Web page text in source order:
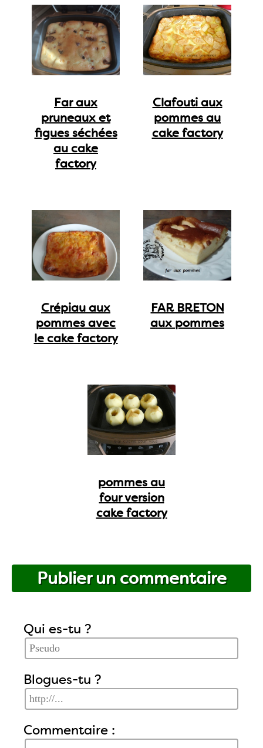
Far aux
pruneaux et
figues séchées
au cake
factory
Clafouti aux
pommes au
cake factory
Crépiau aux
pommes avec
le cake factory
FAR BRETON
aux pommes
pommes au
four version
cake factory
Publier un commentaire
Qui es-tu ?
Blogues-tu ?
Commentaire :